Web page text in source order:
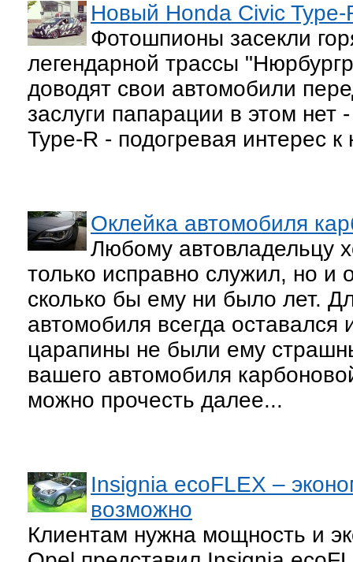
Новый Honda Civic Type-
Фотошпионы засекли
легендарной трассы
доводят свои автомобили
заслуги папарации в этом нет
Type-R - подогревая интерес
Оклейка автомобиля
Любому автовладельцу
только исправно служил, но и
сколько бы ему ни было лет.
автомобиля всегда
царапины не были ему
вашего автомобиля
можно прочесть далее...
Insignia ecoFLEX –
возможно
Клиентам нужна мощность и